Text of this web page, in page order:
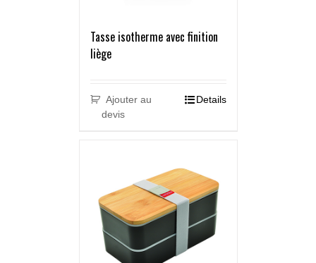
Tasse isotherme avec finition
liège
Ajouter au
devis
Details